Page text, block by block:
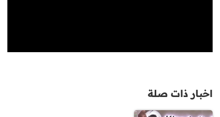
اخبار ذات صلة